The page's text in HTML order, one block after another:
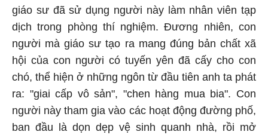
giáo sư đã sử dụng người này làm nhân viên tạp
dịch trong phòng thí nghiệm. Đương nhiên, con
người mà giáo sư tạo ra mang đúng bản chất xã
hội của con người có tuyến yên đã cấy cho con
chó, thể hiện ở những ngôn từ đầu tiên anh ta phát
ra: "giai cấp vô sản", "chen hàng mua bia". Con
người này tham gia vào các hoạt động đường phố,
ban đầu là dọn dẹp vệ sinh quanh nhà, rồi mở